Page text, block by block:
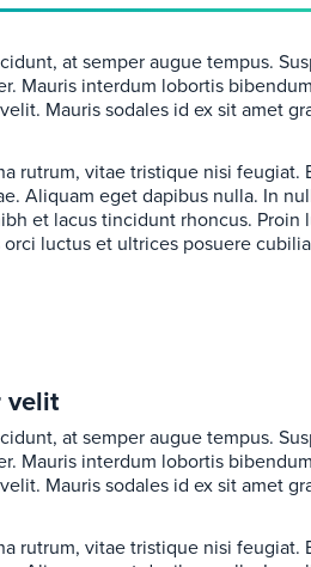
at semper augue tempus.
Mauris interdum lobortis
Mauris sodales id ex sit amet
rutrum, vitae tristique nisi feugiat.
Aliquam eget dapibus nulla. In
et lacus tincidunt rhoncus.
luctus et ultrices posuere
velit
at semper augue tempus.
Mauris interdum lobortis
Mauris sodales id ex sit amet
rutrum, vitae tristique nisi feugiat.